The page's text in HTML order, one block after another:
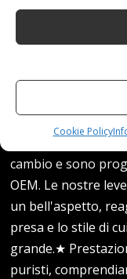
Cookie Policy
forniscono il
cambio e sono
OEM. Le nostre
un bell'aspetto,
presa e lo stile di
grande.★
puristi,